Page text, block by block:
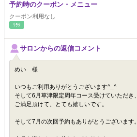
予約時のクーポン・メニュー
クーポン利用なし
ﾘﾗｸ
サロンからの返信コメント
めい 様
いつもご利用ありがとうございます^_^
そして6月草津限定周年コース受けていただき、
ご満足頂けて、とても嬉しいです。
そして7月の次回予約もありがとうございます。